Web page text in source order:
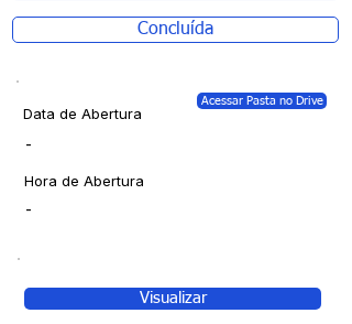
Concluída
Data de Abertura
Acessar Pasta no Drive
-
Hora de Abertura
-
Visualizar